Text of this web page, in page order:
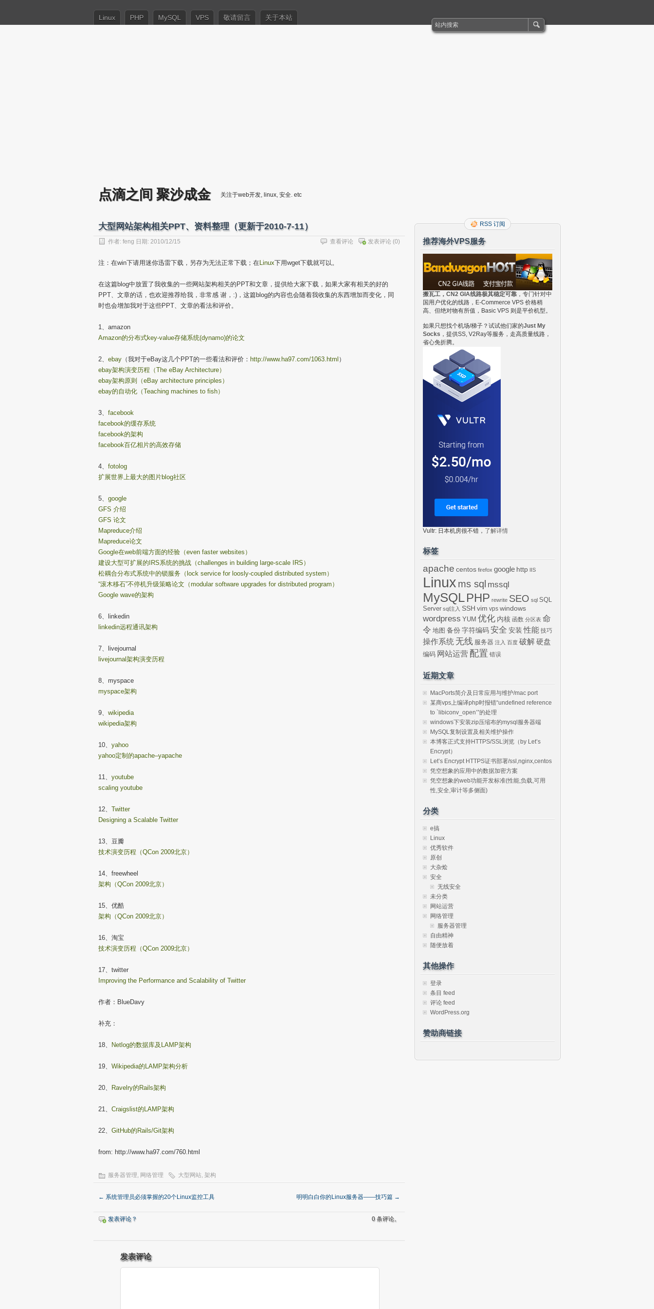
Linux PHP MySQL VPS 敬请留言 关于本站
点滴之间 聚沙成金 关注于web开发, linux, 安全. etc
大型网站架构相关PPT、资料整理（更新于2010-7-11）
作者: feng 日期: 2010/12/15 发表评论 (0)
查看评论
注：在win下请用迷你迅雷下载，另存为无法正常下载；在Linux下用wget下载就可以。
在这篇blog中放置了我收集的一些网站架构相关的PPT和文章，提供给大家下载，如果大家有相关的好的
PPT、文章的话，也欢迎推荐给我，非常感 谢，:)，这篇blog的内容也会随着我收集的东西增加而变化，同
时也会增加我对于这些PPT、文章的看法和评价。
1、amazon
Amazon的分布式key-value存储系统(dynamo)的论文
2、 ebay （我对于eBay这几个PPT的一些看法和评价： http://www.ha97.com/1063.html ）
ebay架构演变历程（The eBay Architecture）
ebay架构原则（eBay architecture principles）
ebay的自动化（Teaching machines to fish）
3、 facebook
facebook的缓存系统
facebook的架构
facebook百亿相片的高效存储
4、 fotolog
扩展世界上最大的图片blog社区
5、 google
GFS 介绍
GFS 论文
Mapreduce介绍
Mapreduce论文
Google在web前端方面的经验（even faster websites）
建设大型可扩展的IRS系统的挑战（challenges in building large-scale IRS）
松耦合分布式系统中的锁服务（lock service for loosly-coupled distributed system）
“滚木移石”不停机升级策略论文（modular software upgrades for distributed program）
Google wave的架构
6、linkedin
linkedin远程通讯架构
7、livejournal
livejournal架构演变历程
8、myspace
myspace架构
9、 wikipedia
wikipedia架构
10、 yahoo
yahoo定制的apache–yapache
11、 youtube
scaling youtube
12、 Twitter
Designing a Scalable Twitter
13、豆瓣
技术演变历程（QCon 2009北京）
14、freewheel
架构（QCon 2009北京）
15、优酷
架构（QCon 2009北京）
16、淘宝
技术演变历程（QCon 2009北京）
17、twitter
Improving the Performance and Scalability of Twitter
作者：BlueDavy
补充：
18、 Netlog的数据库及LAMP架构
19、 Wikipedia的LAMP架构分析
20、 Ravelry的Rails架构
21、 Craigslist的LAMP架构
22、 GitHub的Rails/Git架构
from: http://www.ha97.com/760.html
服务器管理, 网络管理 大型网站, 架构
← 系统管理员必须掌握的20个Linux监控工具 明明白白你的Linux服务器——技巧篇 →
发表评论？ 0 条评论。
发表评论
RSS 订阅
推荐海外VPS服务
搬瓦工，CN2 GIA线路极其稳定可靠 ，专门针对中
国用户优化的线路，E-Commerce VPS 价格稍
高、但绝对物有所值，Basic VPS 则是平价机型。
如果只想找个机场/梯子？试试他们家的Just My
Socks ，提供SS, V2Ray等服务，走高质量线路，
省心免折腾。
Vultr: 日本机房很不错， 了解详情
标签
apache centos firefox google http IIS
Linux ms sql mssql
MySQLPHP rewrite SEO sql SQL
Server sql注入 SSH vim vps windows
wordpress YUM 优化 内核 函数 分区表 命
令 地图 备份 字符编码 安全 安装 性能 技巧
操作系统 无线 服务器 注入 百度 破解硬盘
编码 网站运营 配置 错误
近期文章
MacPorts简介及日常应用与维护/mac port
某商vps上编译php时报错“undefined reference
to `libiconv_open’”的处理
windows下安装zip压缩布的mysql服务器端
MySQL复制设置及相关维护操作
本博客正式支持HTTPS/SSL浏览（by Let’s
Encrypt）
Let’s Encrypt HTTPS证书部署/ssl,nginx,centos
凭空想象的应用中的数据加密方案
凭空想象的web功能开发标准(性能,负载,可用
性,安全,审计等多侧面)
分类
e搞
Linux
优秀软件
原创
大杂烩
安全
无线安全
未分类
网站运营
网络管理
服务器管理
自由精神
随便放着
其他操作
登录
条目 feed
评论 feed
WordPress.org
赞助商链接